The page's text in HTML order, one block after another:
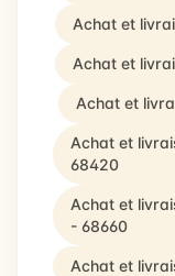
Achat et
Achat et
Achat et
Achat et
68420
Achat et
- 68660
Achat et